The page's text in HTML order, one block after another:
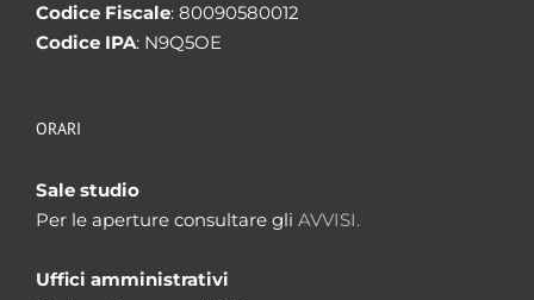
Codice Fiscale: 80090580012
Codice IPA: N9Q5OE
ORARI
Sale studio
Per le aperture consultare gli AVVISI.
Uffici amministrativi